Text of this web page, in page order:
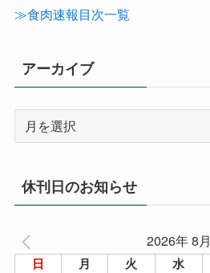
リ
≫食肉速報目次一覧
アーカイブ
イ
ブ
休刊日のお知らせ
2026年 8月
日 月 火 水